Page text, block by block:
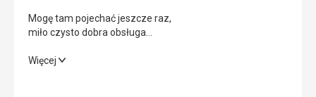
Okolica
Mogę tam pojechać jeszcze raz,
miło czysto dobra obsługa
sympatycznymi umilaczami. Wieczory ciekawe (siedem
Mogę tam pojechać jeszcze raz,
Więcej